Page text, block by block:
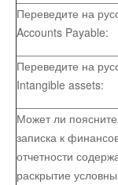
Переведите на
Accounts Payable:
Переведите на
Intangible assets:
Может ли
записка к
отчетности
раскрытие